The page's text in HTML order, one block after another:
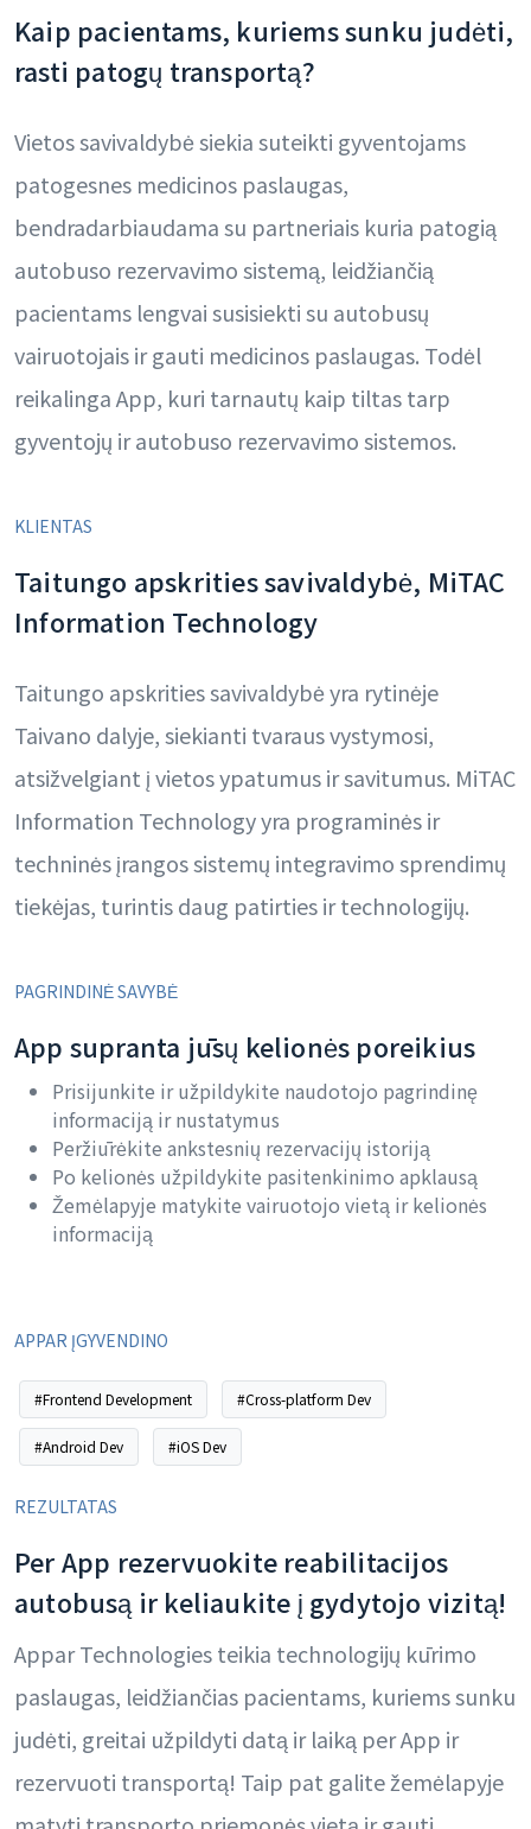
Kaip pacientams, kuriems sunku judėti,
rasti patogų transportą?
Vietos savivaldybė siekia suteikti gyventojams
patogesnes medicinos paslaugas,
bendradarbiaudama su partneriais kuria patogią
autobuso rezervavimo sistemą, leidžiančią
pacientams lengvai susisiekti su autobusų
vairuotojais ir gauti medicinos paslaugas. Todėl
reikalinga App, kuri tarnautų kaip tiltas tarp
gyventojų ir autobuso rezervavimo sistemos.
KLIENTAS
Taitungo apskrities savivaldybė, MiTAC
Information Technology
Taitungo apskrities savivaldybė yra rytinėje
Taivano dalyje, siekianti tvaraus vystymosi,
atsižvelgiant į vietos ypatumus ir savitumus. MiTAC
Information Technology yra programinės ir
techninės įrangos sistemų integravimo sprendimų
tiekėjas, turintis daug patirties ir technologijų.
PAGRINDINĖ SAVYBĖ
App supranta jūsų kelionės poreikius
Prisijunkite ir užpildykite naudotojo pagrindinę
informaciją ir nustatymus
Peržiūrėkite ankstesnių rezervacijų istoriją
Po kelionės užpildykite pasitenkinimo apklausą
Žemėlapyje matykite vairuotojo vietą ir kelionės
informaciją
APPAR ĮGYVENDINO
#Frontend Development #Cross-platform Dev
#Android Dev #iOS Dev
REZULTATAS
Per App rezervuokite reabilitacijos
autobusą ir keliaukite į gydytojo vizitą!
Appar Technologies teikia technologijų kūrimo
paslaugas, leidžiančias pacientams, kuriems sunku
judėti, greitai užpildyti datą ir laiką per App ir
rezervuoti transportą! Taip pat galite žemėlapyje